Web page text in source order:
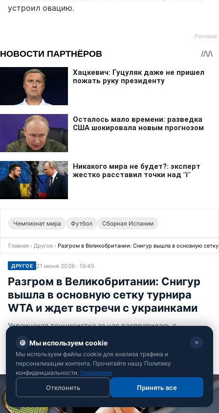
устроил овацию.
Чемпионат мира Футбол Сборная Испании
Главная › Другое › Разгром в Великобритании: Снигур вышла в основную
ДРУГОЕ 21 июня 2026 · 19:45
Разгром в Великобритании: Снигур
вышла в основную сетку турнира
WTA и ждет встречи с украинками
Украинская теннисистка за час расправилась с
Екатерина Урсатий
Спортивная журналистка
🍪 Мы используем cookie ✕
Мы используем файлы cookie для анализа трафика и
персонализации контента. Прочитайте нашу Политику
конфиденциальности. Подробнее
Отклонить Принять все